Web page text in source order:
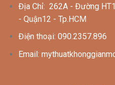
Địa Chỉ: 262A - Đường
- Quận12 - Tp.HCM
Điện thoại: 090.2357.896
Email: